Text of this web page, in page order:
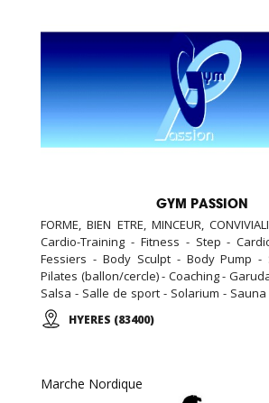
GYM PASSION
FORME, BIEN ETRE, MINCEUR,
Cardio-Training - Fitness - Step -
Fessiers - Body Sculpt - Body Pump -
Pilates (ballon/cercle) - Coaching -
Salsa - Salle de sport - Solarium -
N'hésitez pas à nous rendre visite, la
gratuite! Pour toute inscription, l'accès
HYERES (83400)
Marche Nordique